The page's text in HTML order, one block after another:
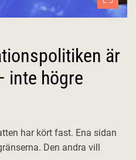
är
inte högre
har kört fast. Ena sidan
Den andra vill